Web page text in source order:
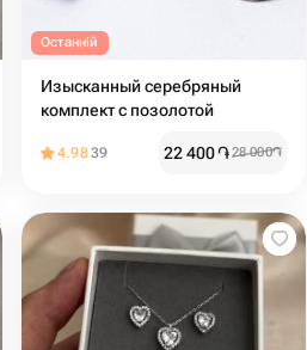
Останній
Изысканный серебряный
комплект с позолотой
4.9839 22 400֏28 000֏